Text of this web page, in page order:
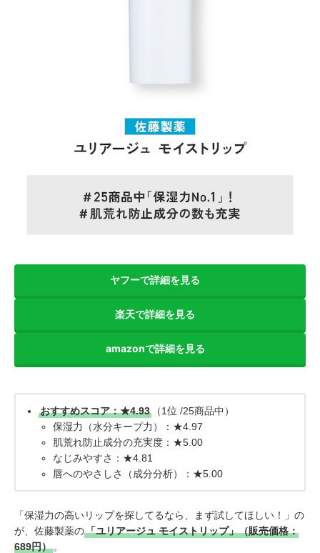
ヤフーで詳細を見る
楽天で詳細を見る
amazonで詳細を見る
おすすめスコア：★4.93
（1位 /25商品中）
保湿力（水分キープ力）：★4.97
肌荒れ防止成分の充実度：★5.00
なじみやすさ：★4.81
唇へのやさしさ（成分分析）：★5.00
「保湿力の高いリップを探してるなら、まず試してほしい！」の
が、佐藤製薬の「ユリアージュ モイストリップ」（販売価格：
689円） 。